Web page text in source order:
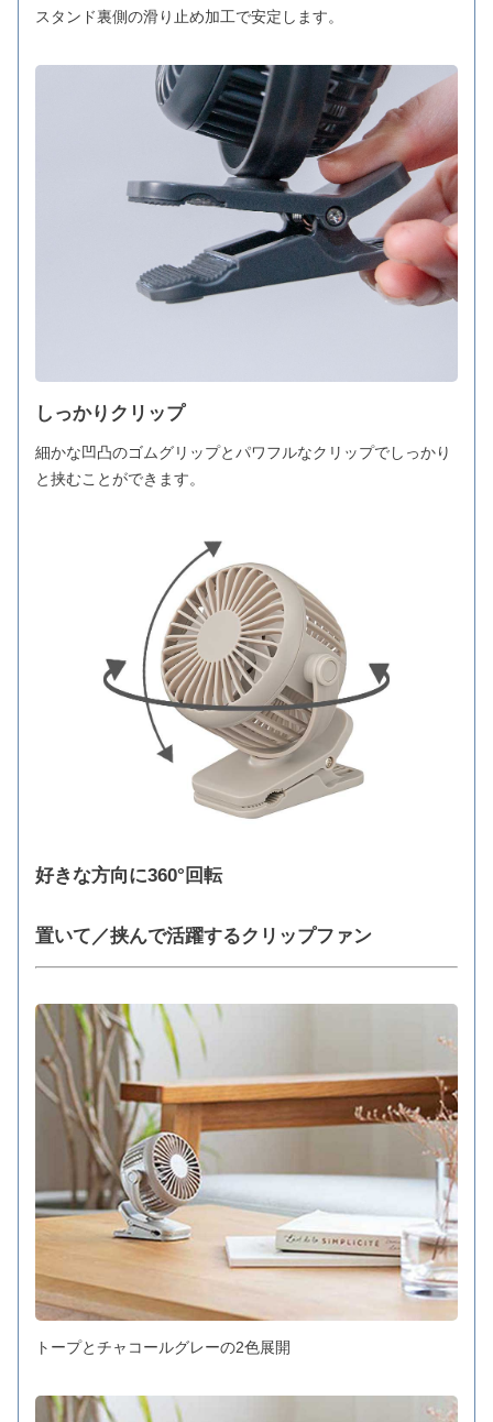
スタンド裏側の滑り止め加工で安定します。
しっかりクリップ
細かな凹凸のゴムグリップとパワフルなクリップでしっかり
と挟むことができます。
好きな方向に360°回転
置いて／挟んで活躍するクリップファン
トープとチャコールグレーの2色展開